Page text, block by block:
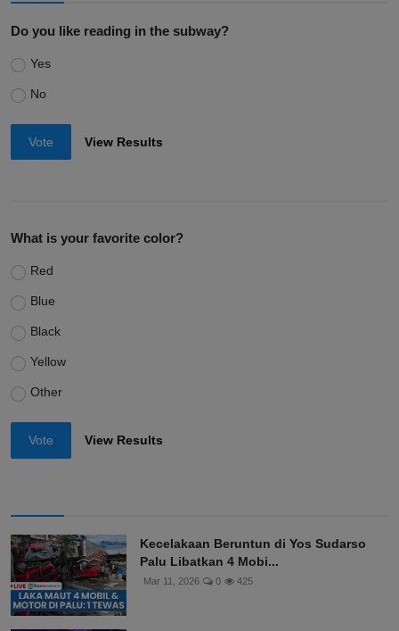
Do you like reading in the subway?
Yes
No
Vote View Results
What is your favorite color?
Red
Blue
Black
Yellow
Other
Vote View Results
Kecelakaan Beruntun di Yos Sudarso
Palu Libatkan 4 Mobi...
Mar 11, 2026 0 425